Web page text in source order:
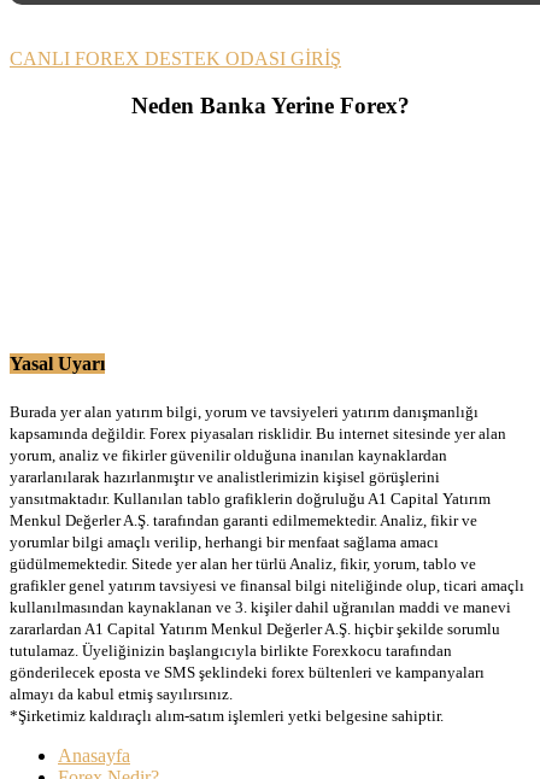
CANLI FOREX DESTEK ODASI GİRİŞ
Neden Banka Yerine Forex?
Yasal Uyarı
Burada yer alan yatırım bilgi, yorum ve tavsiyeleri yatırım danışmanlığı
kapsamında değildir. Forex piyasaları risklidir. Bu internet sitesinde yer alan
yorum, analiz ve fikirler güvenilir olduğuna inanılan kaynaklardan
yararlanılarak hazırlanmıştır ve analistlerimizin kişisel görüşlerini
yansıtmaktadır. Kullanılan tablo grafiklerin doğruluğu A1 Capital Yatırım
Menkul Değerler A.Ş. tarafından garanti edilmemektedir. Analiz, fikir ve
yorumlar bilgi amaçlı verilip, herhangi bir menfaat sağlama amacı
güdülmemektedir. Sitede yer alan her türlü Analiz, fikir, yorum, tablo ve
grafikler genel yatırım tavsiyesi ve finansal bilgi niteliğinde olup, ticari amaçlı
kullanılmasından kaynaklanan ve 3. kişiler dahil uğranılan maddi ve manevi
zararlardan A1 Capital Yatırım Menkul Değerler A.Ş. hiçbir şekilde sorumlu
tutulamaz. Üyeliğinizin başlangıcıyla birlikte Forexkocu tarafından
gönderilecek eposta ve SMS şeklindeki forex bültenleri ve kampanyaları
almayı da kabul etmiş sayılırsınız.
*Şirketimiz kaldıraçlı alım-satım işlemleri yetki belgesine sahiptir.
Anasayfa